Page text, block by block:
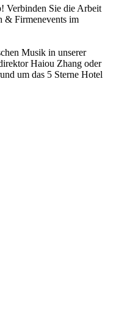
Verbinden Sie die Arbeit
& Firmenevents im
Musik in unserer
Haiou Zhang oder
um das 5 Sterne Hotel